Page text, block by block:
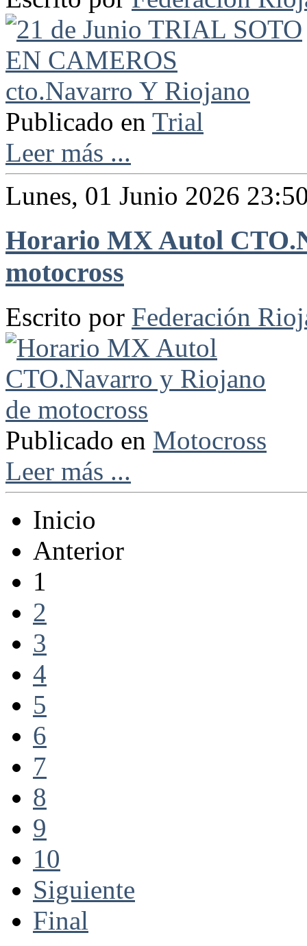
Publicado en Trial
Leer más ...
Lunes, 01 Junio 2026
Horario MX Autol
motocross
Escrito por Federación
Publicado en Motocross
Leer más ...
Inicio
Anterior
1
2
3
4
5
6
7
8
9
10
Siguiente
Final